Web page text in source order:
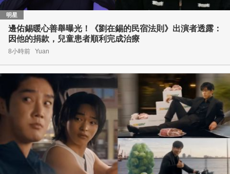
明星
邊佑錫暖心善舉曝光！《劉在錫的民宿法則》出演者透露：
因他的捐款，兒童患者順利完成治療
8小時前 Yuan